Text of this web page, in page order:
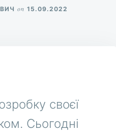
on 15.09.2022
своєї
Сьогодні